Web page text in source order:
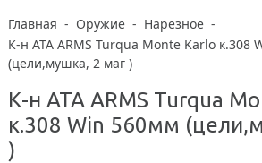
Главная - Оружие - Нарезное -
К-н ATA ARMS Turqua Monte Karlo к.308
(цели,мушка, 2 маг )
К-н ATA ARMS Turqua
к.308 Win 560мм
)